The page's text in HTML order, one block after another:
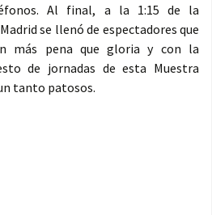
Al final, a la 1:15 de la
se llenó de espectadores que
más pena que gloria y con la
de jornadas de esta Muestra
tanto patosos.